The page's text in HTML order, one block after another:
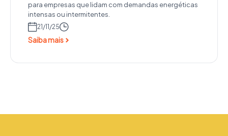
para empresas que lidam com demandas energéticas
intensas ou intermitentes.
21/11/25
Saiba mais